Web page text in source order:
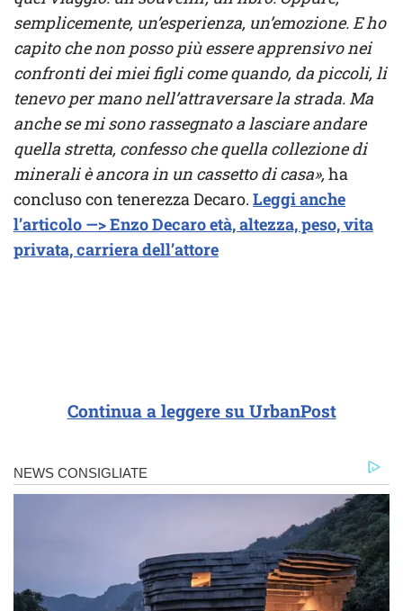
semplicemente, un’esperienza, un’emozione. E ho
capito che non posso più essere apprensivo nei
confronti dei miei figli come quando, da piccoli, li
tenevo per mano nell’attraversare la strada. Ma
anche se mi sono rassegnato a lasciare andare
quella stretta, confesso che quella collezione di
minerali è ancora in un cassetto di casa»,ha
concluso con tenerezza Decaro. Leggi anche
l’articolo —> Enzo Decaro età, altezza, peso, vita
privata, carriera dell’attore
Continua a leggere su UrbanPost